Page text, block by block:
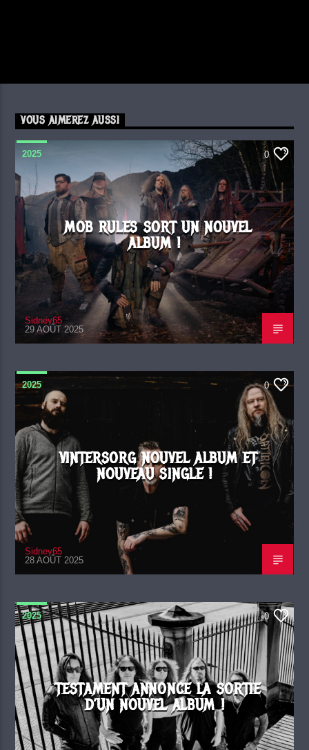
VOUS AIMEREZ AUSSI
2025 0
MOB RULES SORT UN NOUVEL
ALBUM !
Sidney65
29 AOÛT 2025
2025 0
VINTERSORG NOUVEL ALBUM ET
NOUVEAU SINGLE !
Sidney65
28 AOÛT 2025
2025 0
TESTAMENT ANNONCE LA SORTIE
D’UN NOUVEL ALBUM !